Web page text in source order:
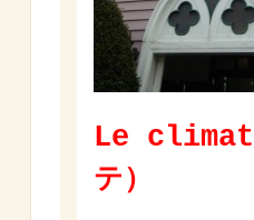
Le climat
テ）